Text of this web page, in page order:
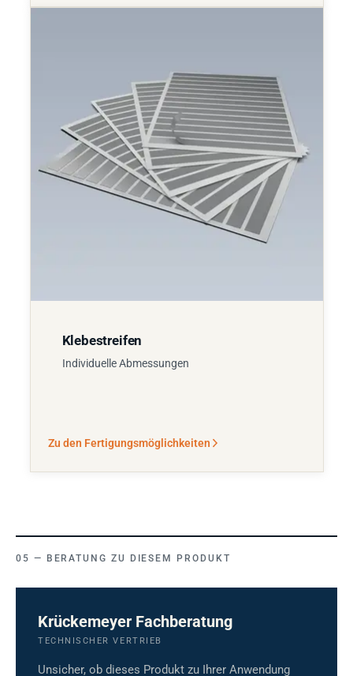
Klebestreifen
Individuelle Abmessungen
Zu den Fertigungsmöglichkeiten
BERATUNG ZU DIESEM PRODUKT
Krückemeyer Fachberatung
TECHNISCHER VERTRIEB
Unsicher, ob dieses Produkt zu Ihrer Anwendung